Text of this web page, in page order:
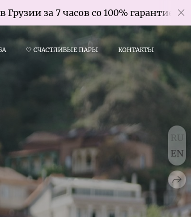
🤍 СЧАСТЛИВЫЕ ПАРЫ КОНТАКТЫ
RU
EN
за 7 часов со 100% гарантией